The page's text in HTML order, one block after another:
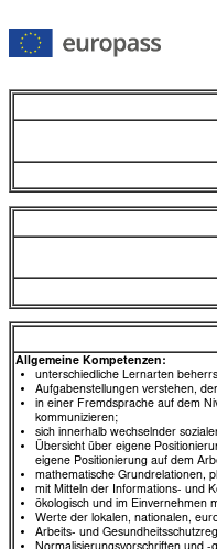
Allgemeine Kompetenzen:
unterschiedliche Lernarten
Aufgabenstellungen verstehen,
in einer Fremdsprache auf dem
kommunizieren;
sich innerhalb wechselnder
Übersicht über eigene
eigene Positionierung auf dem
mathematische Grundrelationen,
mit Mitteln der Informations- und
ökologisch und im Einvernehmen
Werte der lokalen, nationalen,
Arbeits- und